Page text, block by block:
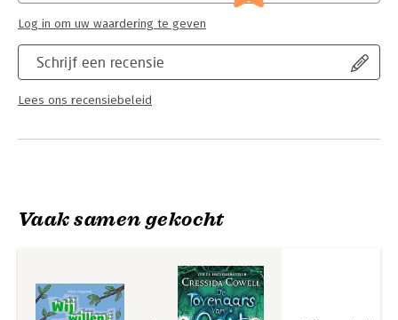
Schrijf een recensie
Lees ons recensiebeleid
Log in om uw waardering te geven
Vaak samen gekocht